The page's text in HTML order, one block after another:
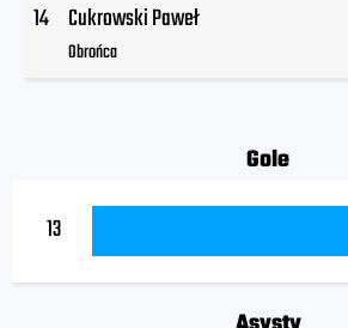
14 Cukrowski Paweł
Obrońca
Gole
13